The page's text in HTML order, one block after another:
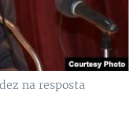
na resposta